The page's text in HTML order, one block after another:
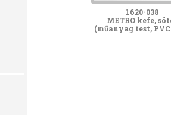
1620-038
METRO kefe,
(műanyag test,